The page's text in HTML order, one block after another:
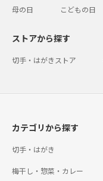
母の日 こどもの日
ストアから探す
切手・はがきストア
カテゴリから探す
切手・はがき
梅干し・惣菜・カレー